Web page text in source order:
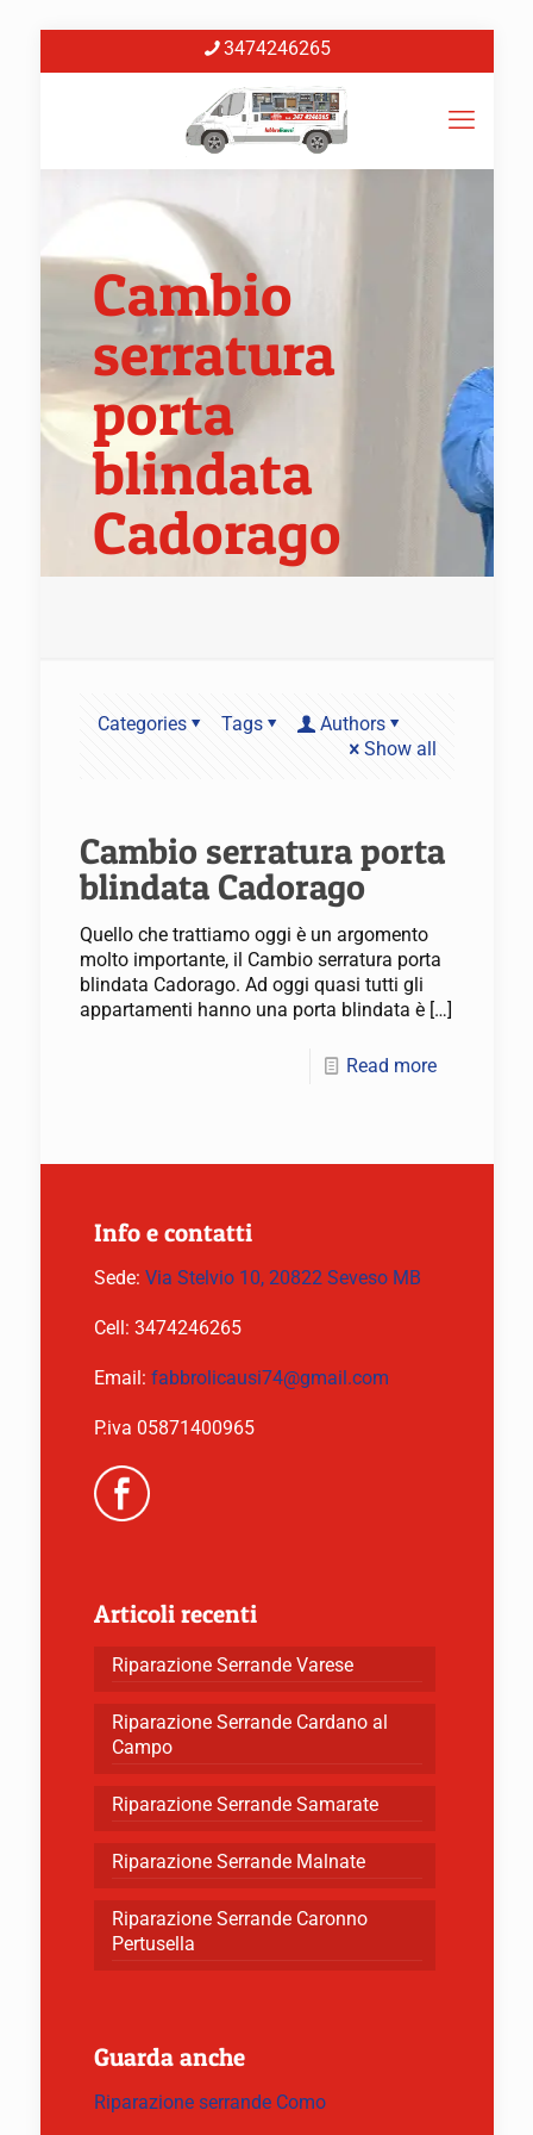
3474246265
Cambio
serratura
porta
blindata
Cadorago
Categories Tags
Authors
Show all
Cambio serratura porta
blindata Cadorago
Quello che trattiamo oggi è un argomento
molto importante, il Cambio serratura porta
blindata Cadorago. Ad oggi quasi tutti gli
appartamenti hanno una porta blindata è[…]
Read more
Info e contatti
Sede: Via Stelvio 10, 20822 Seveso MB
Cell: 3474246265
Email: fabbrolicausi74@gmail.com
P.iva 05871400965
Articoli recenti
Riparazione Serrande Varese
Riparazione Serrande Cardano al
Campo
Riparazione Serrande Samarate
Riparazione Serrande Malnate
Riparazione Serrande Caronno
Pertusella
Guarda anche
Riparazione serrande Como